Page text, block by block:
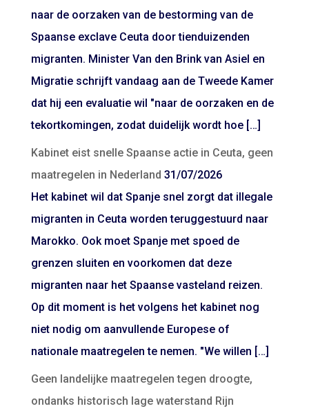
naar de oorzaken van de bestorming van de
Spaanse exclave Ceuta door tienduizenden
migranten. Minister Van den Brink van Asiel en
Migratie schrijft vandaag aan de Tweede Kamer
dat hij een evaluatie wil "naar de oorzaken en de
tekortkomingen, zodat duidelijk wordt hoe […]
Kabinet eist snelle Spaanse actie in Ceuta, geen
maatregelen in Nederland 31/07/2026
Het kabinet wil dat Spanje snel zorgt dat illegale
migranten in Ceuta worden teruggestuurd naar
Marokko. Ook moet Spanje met spoed de
grenzen sluiten en voorkomen dat deze
migranten naar het Spaanse vasteland reizen.
Op dit moment is het volgens het kabinet nog
niet nodig om aanvullende Europese of
nationale maatregelen te nemen. "We willen […]
Geen landelijke maatregelen tegen droogte,
ondanks historisch lage waterstand Rijn